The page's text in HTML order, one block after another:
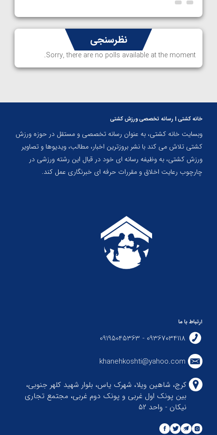
نظرسنجی
Sorry, there are no polls available at the moment.
خانه کشتی | رسانه تخصصی ورزش کشتی
وبسایت خانه کشتی، به عنوان رسانه تخصصی و مستقل در حوزه ورزش
کشتی تلاش می کند با نشر بروزترین اخبار، مطالب، ویدیوها و تصاویر
ورزش کشتی، به وظیفه رسانه ای خود در قبال این رشته ورزشی در
چارچوب رعایت اخلاق و مقررات حرفه ای خبرنگاری عمل کند.
ارتباط با ما
09367034118 - 09195045363
khanehkoshti@yahoo.com
کرج، شاهین ویلا، شهرک یاس، بلوار شهید کلهر جنوبی،
بین پونک اول غربی و پونک دوم غربی، مجتمع تجاری
نیکان - واحد ۵۲